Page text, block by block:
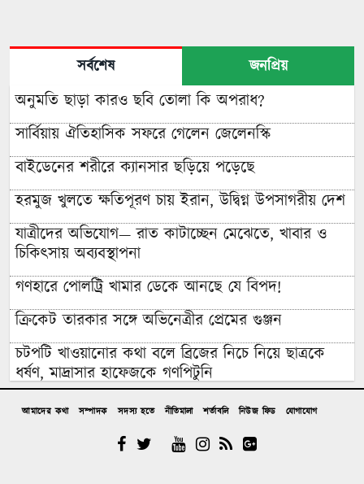
সর্বশেষ জনপ্রিয়
অনুমতি ছাড়া কারও ছবি তোলা কি অপরাধ?
সার্বিয়ায় ঐতিহাসিক সফরে গেলেন জেলেনস্কি
বাইডেনের শরীরে ক্যানসার ছড়িয়ে পড়েছে
হরমুজ খুলতে ক্ষতিপূরণ চায় ইরান, উদ্বিগ্ন উপসাগরীয় দেশ
যাত্রীদের অভিযোগ— রাত কাটাচ্ছেন মেঝেতে, খাবার ও
চিকিৎসায় অব্যবস্থাপনা
গণহারে পোলট্রি খামার ডেকে আনছে যে বিপদ!
ক্রিকেট তারকার সঙ্গে অভিনেত্রীর প্রেমের গুঞ্জন
চটপটি খাওয়ানোর কথা বলে ব্রিজের নিচে নিয়ে ছাত্রকে
ধর্ষণ, মাদ্রাসার হাফেজকে গণপিটুনি
যুবলীগ নেতার বাড়িতে হামলা-লুটপাটে গিয়ে জনতার
আমাদের কথা সম্পাদক সদস্য হতে নীতিমালা শর্তাবলি নিউজ ফিড যোগাযোগ